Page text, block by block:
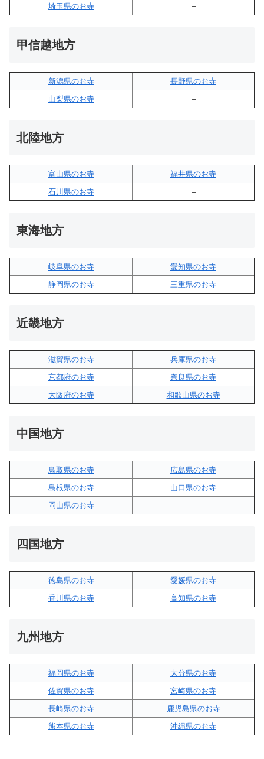
埼玉県のお寺
–
甲信越地方
新潟県のお寺
長野県のお寺
山梨県のお寺
–
北陸地方
富山県のお寺
福井県のお寺
石川県のお寺
–
東海地方
岐阜県のお寺
愛知県のお寺
静岡県のお寺
三重県のお寺
近畿地方
滋賀県のお寺
兵庫県のお寺
京都府のお寺
奈良県のお寺
大阪府のお寺
和歌山県のお寺
中国地方
鳥取県のお寺
広島県のお寺
島根県のお寺
山口県のお寺
岡山県のお寺
–
四国地方
徳島県のお寺
愛媛県のお寺
香川県のお寺
高知県のお寺
九州地方
福岡県のお寺
大分県のお寺
佐賀県のお寺
宮崎県のお寺
長崎県のお寺
鹿児島県のお寺
熊本県のお寺
沖縄県のお寺